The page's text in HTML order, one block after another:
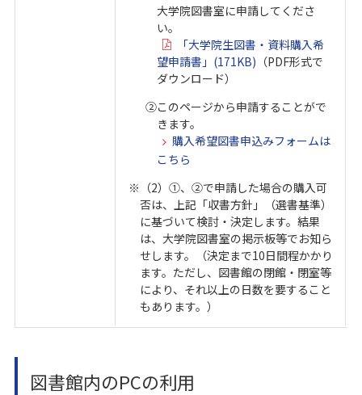
大学院図書室に申請してくださ
い。
「大学院生図書・資料購入希
望申請書」(171KB) （PDF形式で
ダウンロード）
②このページから申請することがで
きます。
購入希望図書申込みフォームは
こちら
※（2）①、②で申請した場合の購入可
否は、上記「収書方針」（選書基準）
に基づいて検討・決定します。結果
は、大学院図書室の掲示板等でお知ら
せします。（決定まで10日間程かかり
ます。ただし、図書館の閉館・閉室等
により、それ以上の日数を要すること
もあります。）
図書館内のPCの利用